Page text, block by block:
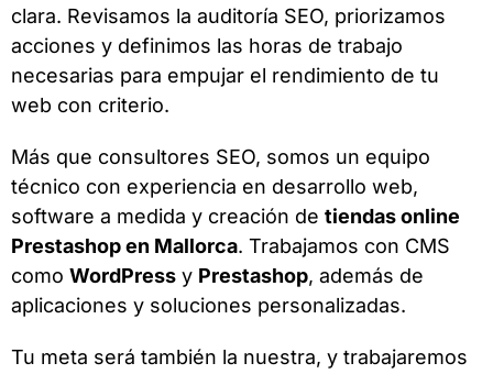
clara. Revisamos la auditoría SEO, priorizamos
acciones y definimos las horas de trabajo
necesarias para empujar el rendimiento de tu
web con criterio.
Más que consultores SEO, somos un equipo
técnico con experiencia en desarrollo web,
software a medida y creación de tiendas online
Prestashop en Mallorca. Trabajamos con CMS
como WordPress y Prestashop, además de
aplicaciones y soluciones personalizadas.
Tu meta será también la nuestra, y trabajaremos